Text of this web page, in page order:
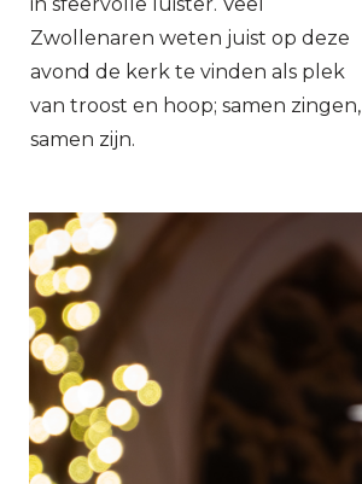
Zwollenaren weten juist op deze
avond de kerk te vinden als plek
van troost en hoop; samen zingen,
samen zijn.